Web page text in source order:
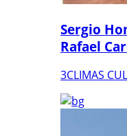
Sergio
Rafael
3CLIMAS